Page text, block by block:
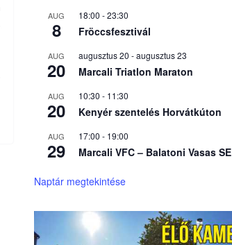
AUG
8
18:00 -23:30
Fröccsfesztivál
AUG
20
augusztus 20 -augusztus 23
Marcali Triatlon Maraton
AUG
20
10:30 - 11:30
Kenyér szentelés Horvátkúton
AUG
29
17:00 - 19:00
Marcali VFC – Balatoni Vasas SE
Naptár megtekintése